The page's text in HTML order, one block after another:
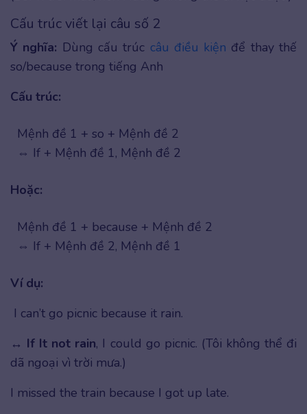
Cấu trúc viết lại câu số 2
Ý nghĩa: Dùng cấu trúc câu điều kiện để thay thế
so/because trong tiếng Anh
Cấu trúc:
Mệnh đề 1 + so + Mệnh đề 2
⇔ If + Mệnh đề 1, Mệnh đề 2
Hoặc:
Mệnh đề 1 + because + Mệnh đề 2
⇔ If + Mệnh đề 2, Mệnh đề 1
Ví dụ:
I can’t go picnic because it rain.
↔ If It not rain, I could go picnic. (Tôi không thể đi
dã ngoại vì trời mưa.)
I missed the train because I got up late.